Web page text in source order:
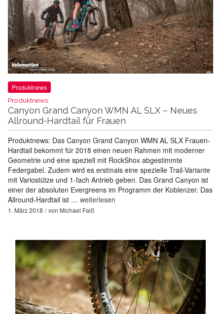
Produktnews
Produktnews:
Canyon Grand Canyon WMN AL SLX – Neues
Allround-Hardtail für Frauen
Produktnews: Das Canyon Grand Canyon WMN AL SLX Frauen-
Hardtail bekommt für 2018 einen neuen Rahmen mit moderner
Geometrie und eine speziell mit RockShox abgestimmte
Federgabel. Zudem wird es erstmals eine spezielle Trail-Variante
mit Variostütze und 1-fach Antrieb geben. Das Grand Canyon ist
einer der absoluten Evergreens im Programm der Koblenzer. Das
Allround-Hardtail ist … weiterlesen
1. März 2018 von Michael Faiß